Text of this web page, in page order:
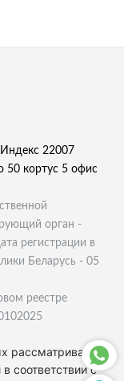
22007
50 кортус 5 офис
орган -
регистрации в
Беларусь - 05
реестре
рассматривать
соответствии с